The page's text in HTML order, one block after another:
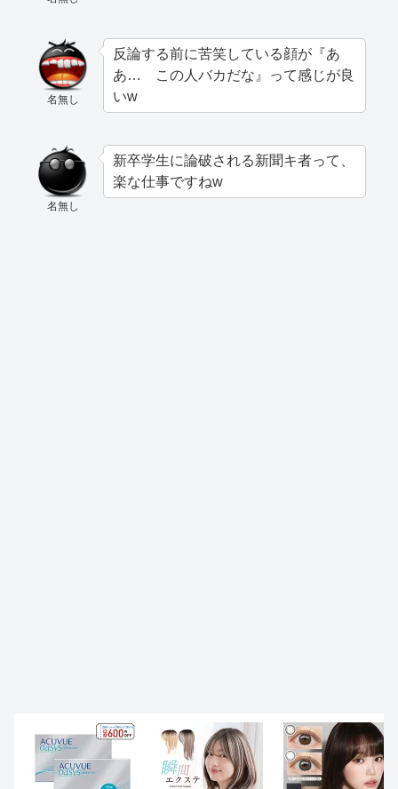
名無し
反論する前に苦笑している顔が『あ
あ… この人バカだな』って感じが良
いw
名無し
新卒学生に論破される新聞キ者って、
楽な仕事ですねw